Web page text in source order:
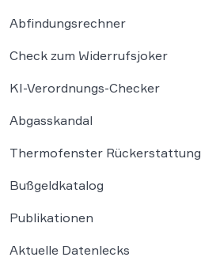
Abfindungsrechner
Check zum Widerrufsjoker
KI-Verordnungs-Checker
Abgasskandal
Thermofenster Rückerstattung
Bußgeldkatalog
Publikationen
Aktuelle Datenlecks